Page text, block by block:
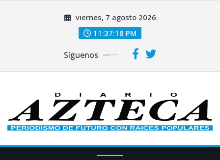
viernes, 7 agosto 2026
11:37:19 PM
Síguenos